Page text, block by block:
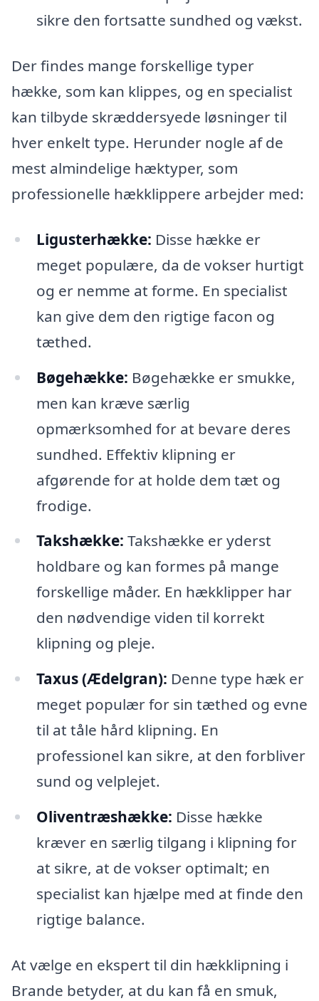
sikre den fortsatte sundhed og vækst.
Der findes mange forskellige typer
hække, som kan klippes, og en specialist
kan tilbyde skræddersyede løsninger til
hver enkelt type. Herunder nogle af de
mest almindelige hæktyper, som
professionelle hækklippere arbejder med:
Ligusterhække: Disse hække er
meget populære, da de vokser hurtigt
og er nemme at forme. En specialist
kan give dem den rigtige facon og
tæthed.
Bøgehække: Bøgehække er smukke,
men kan kræve særlig
opmærksomhed for at bevare deres
sundhed. Effektiv klipning er
afgørende for at holde dem tæt og
frodige.
Takshække: Takshække er yderst
holdbare og kan formes på mange
forskellige måder. En hækklipper har
den nødvendige viden til korrekt
klipning og pleje.
Taxus (Ædelgran): Denne type hæk er
meget populær for sin tæthed og evne
til at tåle hård klipning. En
professionel kan sikre, at den forbliver
sund og velplejet.
Oliventræshække: Disse hække
kræver en særlig tilgang i klipning for
at sikre, at de vokser optimalt; en
specialist kan hjælpe med at finde den
rigtige balance.
At vælge en ekspert til din hækklipning i
Brande betyder, at du kan få en smuk,